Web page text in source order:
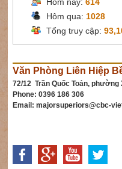
Hôm qua: 1028
Tổng truy cập:
Văn Phòng Liên Hiệp
72/12 Trần Quốc Toản, phường
Phone: 0396 186 306
Email:majorsuperiors@cbc-